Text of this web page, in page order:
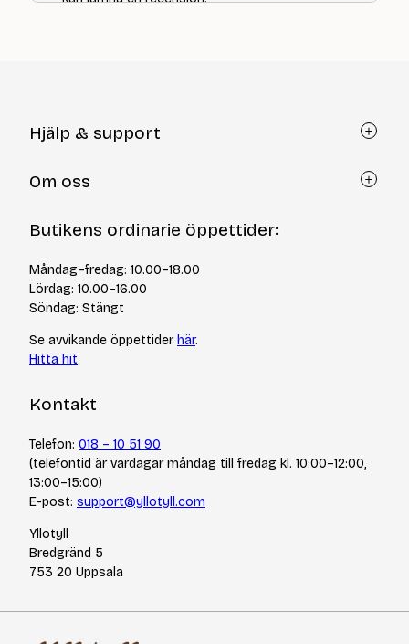
Hjälp & support
Återköp via formulär
Frågor och svar
Cookiepolicy
Integritetspolicy
Om oss
Om Yllotyll
Kurser & events
Tips & tekniker
Varumärken
Jobba hos oss
Butikens ordinarie öppettider:
Måndag–fredag: 10.00–18.00
Lördag: 10.00–16.00
Söndag: Stängt
Se avvikande öppettider här.
Hitta hit
Kontakt
Telefon: 018 – 10 51 90
(telefontid är vardagar måndag till fredag kl. 10:00–12:00,
13:00–15:00)
E-post: support@yllotyll.com
Yllotyll
Bredgränd 5
753 20 Uppsala